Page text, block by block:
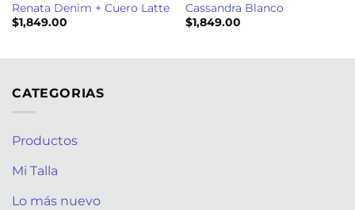
Renata Denim + Cuero Latte
$1,849.00
Cassandra Blanco
$1,849.00
CATEGORIAS
Productos
Mi Talla
Lo más nuevo